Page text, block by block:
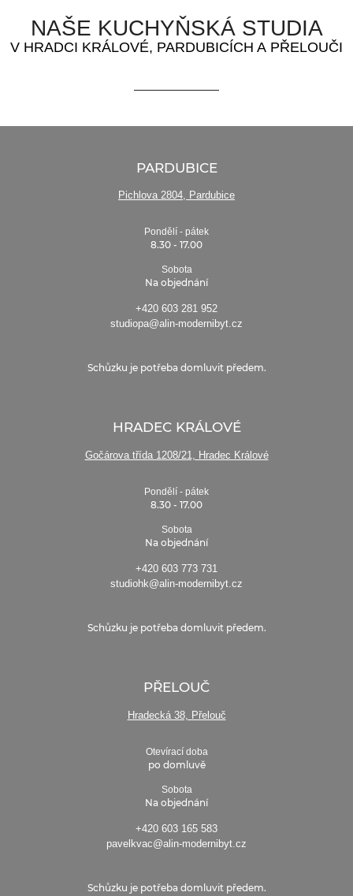
NAŠE KUCHYŇSKÁ STUDIA
V HRADCI KRÁLOVÉ, PARDUBICÍCH A PŘELOUČI
PARDUBICE
Pichlova 2804, Pardubice
Pondělí - pátek
8.30 - 17.00
Sobota
Na objednání
+420 603 281 952
studiopa@alin-modernibyt.cz
Schůzku je potřeba domluvit předem.
HRADEC KRÁLOVÉ
Gočárova třída 1208/21, Hradec Králové
Pondělí - pátek
8.30 - 17.00
Sobota
Na objednání
+420 603 773 731
studiohk@alin-modernibyt.cz
Schůzku je potřeba domluvit předem.
PŘELOUČ
Hradecká 38, Přelouč
Otevírací doba
po domluvě
Sobota
Na objednání
+420 603 165 583
pavelkvac@alin-modernibyt.cz
Schůzku je potřeba domluvit předem.